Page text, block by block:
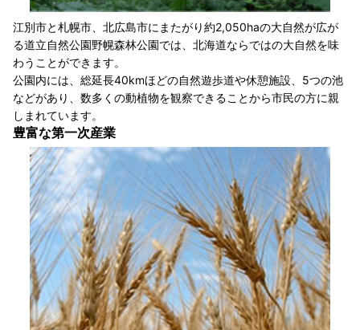
江別市と札幌市、北広島市にまたがり約2,050haの大自然が広が
る道立自然公園野幌森林公園では、北海道ならではの大自然を味
わうことができます。
公園内には、総延長40kmほどの自然遊歩道や休憩施設、5つの池
などがあり、数多くの動植物を観察できることから市民の方に親
しまれています。
豊富な第一次産業